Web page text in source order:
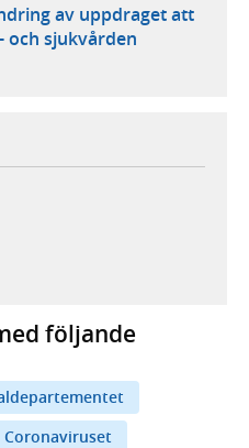
av uppdraget att
och sjukvården
flik, extern webbplats,
webbplats,
extern webbplats,
följande
Coronaviruset